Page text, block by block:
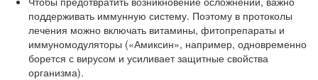
поддерживать иммунную систему. Поэтому в протоколы
лечения можно включать витамины, фитопрепараты и
иммуномодуляторы («Амиксин», например, одновременно
борется с вирусом и усиливает защитные свойства
организма).